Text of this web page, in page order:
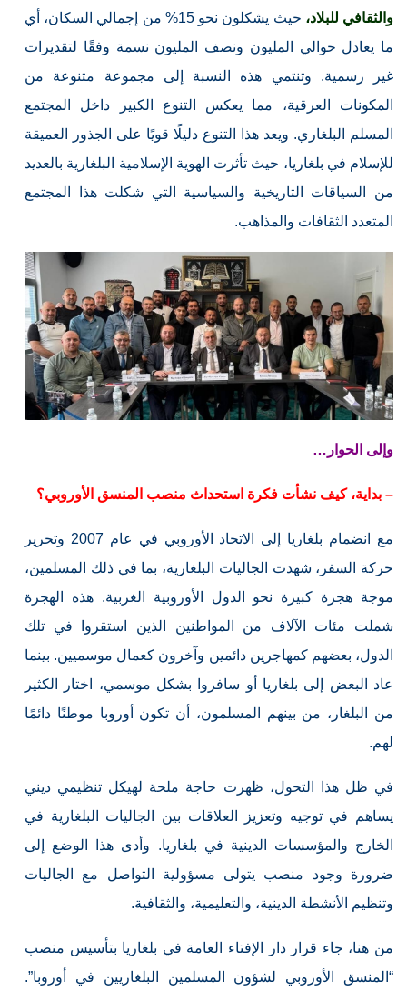
والثقافي للبلاد،
حيث يشكلون نحو 15% من إجمالي السكان، أي
ما يعادل حوالي المليون ونصف المليون نسمة وفقًا لتقديرات
غير رسمية. وتنتمي هذه النسبة إلى مجموعة متنوعة من
المكونات العرقية، مما يعكس التنوع الكبير داخل المجتمع
المسلم البلغاري. ويعد هذا التنوع دليلًا قويًا على الجذور العميقة
للإسلام في بلغاريا، حيث تأثرت الهوية الإسلامية البلغارية بالعديد
من السياقات التاريخية والسياسية التي شكلت هذا المجتمع
المتعدد الثقافات والمذاهب.
وإلى الحوار…
– بداية، كيف نشأت فكرة استحداث منصب المنسق الأوروبي؟
مع انضمام بلغاريا إلى الاتحاد الأوروبي في عام 2007 وتحرير
حركة السفر، شهدت الجاليات البلغارية، بما في ذلك المسلمين،
موجة هجرة كبيرة نحو الدول الأوروبية الغربية. هذه الهجرة
شملت مئات الآلاف من المواطنين الذين استقروا في تلك
الدول، بعضهم كمهاجرين دائمين وآخرون كعمال موسميين. بينما
عاد البعض إلى بلغاريا أو سافروا بشكل موسمي، اختار الكثير
من البلغار، من بينهم المسلمون، أن تكون أوروبا موطنًا دائمًا
لهم.
في ظل هذا التحول، ظهرت حاجة ملحة لهيكل تنظيمي ديني
يساهم في توجيه وتعزيز العلاقات بين الجاليات البلغارية في
الخارج والمؤسسات الدينية في بلغاريا. وأدى هذا الوضع إلى
ضرورة وجود منصب يتولى مسؤولية التواصل مع الجاليات
وتنظيم الأنشطة الدينية، والتعليمية، والثقافية.
من هنا، جاء قرار دار الإفتاء العامة في بلغاريا بتأسيس منصب
“المنسق الأوروبي لشؤون المسلمين البلغاريين في أوروبا”.